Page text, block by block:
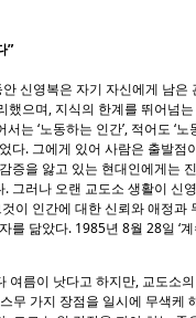
”
안 신영복은 자기 자신에게 남
으며, 지식의 한계를 뛰어넘
는 ‘노동하는 인간’, 적어도 ‘
다. 그에게 있어 사람은 출발
증을 앓고 있는 현대인에게는
그러나 오랜 교도소 생활이
이 인간에 대한 신뢰와 애정
를 닮았다. 1985년 8월 28일 ‘
여름이 낫다고 하지만, 교도소
무 가지 장점을 일시에 무색